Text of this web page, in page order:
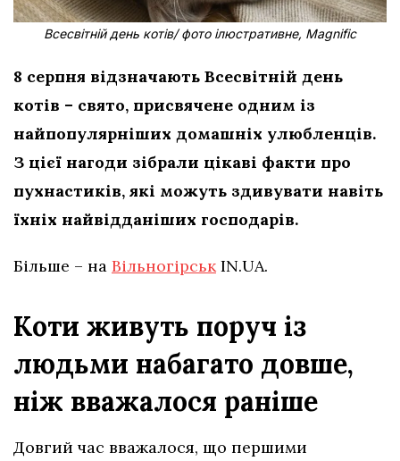
Всесвітній день котів/ фото ілюстративне, Magnific
8 серпня відзначають Всесвітній день
котів – свято, присвячене одним із
найпопулярніших домашніх улюбленців.
З цієї нагоди зібрали цікаві факти про
пухнастиків, які можуть здивувати навіть
їхніх найвідданіших господарів.
Більше – на ВільногірськIN.UA.
Коти живуть поруч із
людьми набагато довше,
ніж вважалося раніше
Довгий час вважалося, що першими